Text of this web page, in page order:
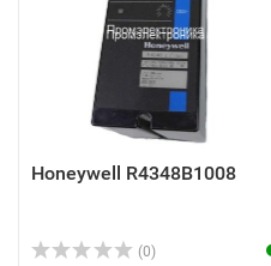
Honeywell R4348B1008
(0)